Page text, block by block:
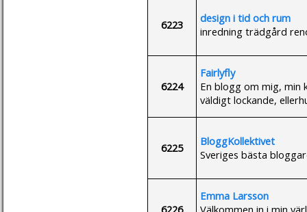
6223
design i tid och rum
inredning trädgård
6224
Fairlyfly
En blogg om mig, min
väldigt lockande,
6225
BloggKollektivet
Sveriges bästa
6226
Emma Larsson
Välkommen in i min